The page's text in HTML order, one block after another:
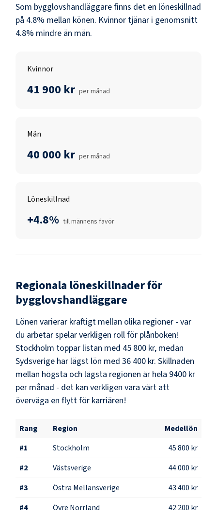
Som bygglovshandläggarefinns det en löneskillnad
på 4.8% mellan könen. Kvinnor tjänar i genomsnitt
4.8% mindre än män.
Kvinnor
41 900 kr per månad
Män
40 000 kr per månad
Löneskillnad
+4.8% till männens favör
Regionala löneskillnader för
bygglovshandläggare
Lönen varierar kraftigt mellan olika regioner - var
du arbetar spelar verkligen roll för plånboken!
Stockholm toppar listan med 45 800 kr, medan
Sydsverige har lägst lön med 36 400 kr. Skillnaden
mellan högsta och lägsta regionen är hela 9400 kr
per månad - det kan verkligen vara värt att
överväga en flytt för karriären!
Rang Region
Medellön
#1 Stockholm
45 800 kr
#2 Västsverige
44 000 kr
#3 Östra Mellansverige
43 400 kr
#4 Övre Norrland 42 200 kr